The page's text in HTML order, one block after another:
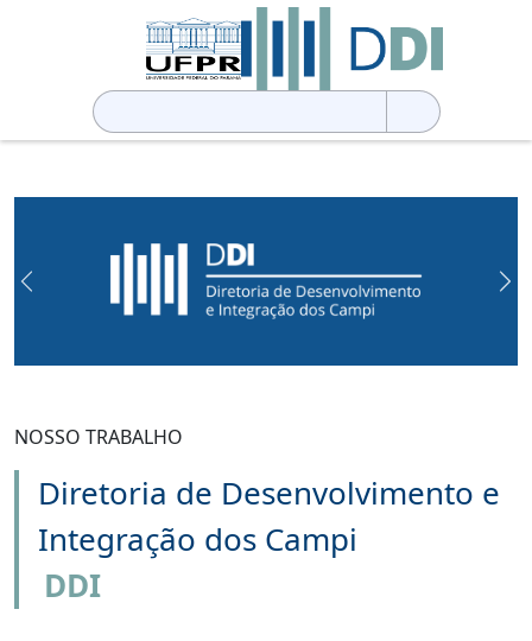
Pesquisar
por:
Previous
NOSSO TRABALHO
Diretoria de Desenvolvimento e
Integração dos Campi
DDI